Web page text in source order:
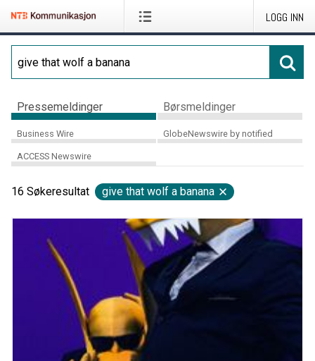
LOGG INN
Pressemeldinger Børsmeldinger
Business Wire GlobeNewswire by notified
ACCESS Newswire
16 Søkeresultat give that wolf a banana